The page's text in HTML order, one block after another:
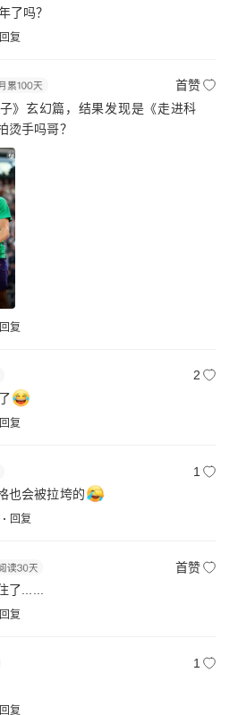
了吗？
回复
首赞
》玄幻篇，结果发现是《走进科
烫手吗哥？
回复
2
回复
1
也会被拉垮的
回复
首赞
了......
回复
1
回复